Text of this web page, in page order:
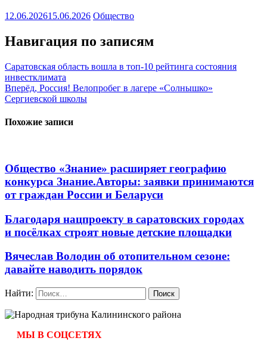
12.06.202615.06.2026 Общество
Навигация по записям
Саратовская область вошла в топ-10 рейтинга состояния
инвестклимата
Вперёд, Россия! Велопробег в лагере «Солнышко»
Сергиевской школы
Похожие записи
Общество «Знание» расширяет географию
конкурса Знание.Авторы: заявки принимаются
от граждан России и Беларуси
Благодаря нацпроекту в саратовских городах
и посёлках строят новые детские площадки
Вячеслав Володин об отопительном сезоне:
давайте наводить порядок
Найти:
МЫ В СОЦСЕТЯХ